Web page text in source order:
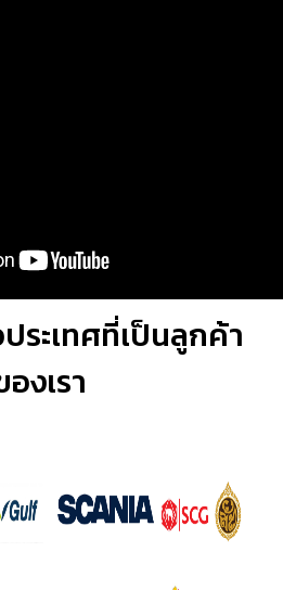
ระเทศที่เป็นลูกค้า
องเรา